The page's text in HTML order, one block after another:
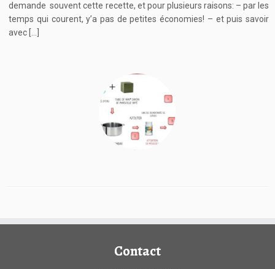
demande souvent cette recette, et pour plusieurs raisons: – par les
temps qui courent, y’a pas de petites économies! – et puis savoir
avec […]
Contact